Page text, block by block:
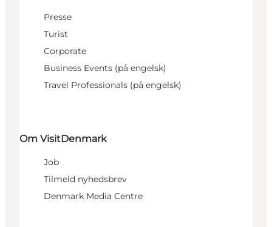
Presse
Turist
Corporate
Business Events (på engelsk)
Travel Professionals (på engelsk)
Om VisitDenmark
Job
Tilmeld nyhedsbrev
Denmark Media Centre